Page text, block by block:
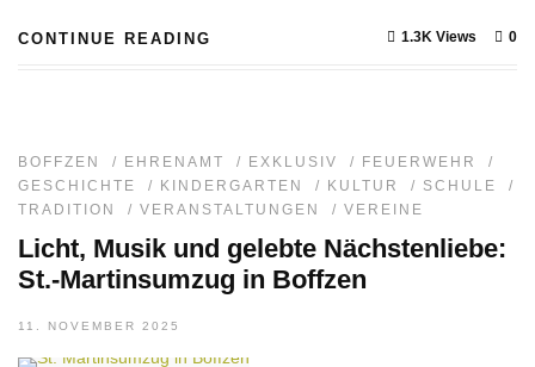
CONTINUE READING 0
1.3K Views
BOFFZEN / EHRENAMT / EXKLUSIV / FEUERWEHR
/
GESCHICHTE
/ KINDERGARTEN / KULTUR / SCHULE
/
TRADITION
/ VERANSTALTUNGEN / VEREINE
Licht, Musik und gelebte Nächstenliebe:
St.-Martinsumzug in Boffzen
11. NOVEMBER 2025